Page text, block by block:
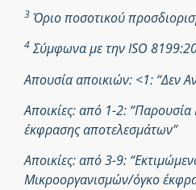
3 Όριο ποσοτικού
4Σύμφωνα με την ISO
Απουσία αποικιών: <1: “Δεν
Αποικίες: από 1-2:
έκφρασης αποτελεσμάτων”
Αποικίες: από 3-9:
Μικροοργανισμών/όγκο